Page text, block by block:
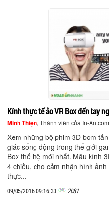
Kính thực tế ảo VR Box đến tay
Minh Thiện, Thành viên của In-An.com
Xem những bộ phim 3D bom
giác sống động trong thế giới
Box thế hệ mới nhất. Mẫu kính
4 chiều, cho cảm nhận hình
thực...
09/05/2016 09:16:30 2081